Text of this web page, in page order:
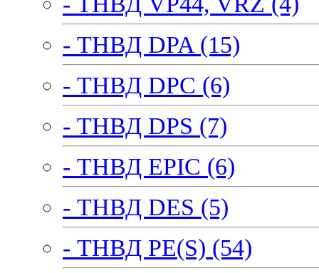
- ТНВД DPA (15)
- ТНВД DPC (6)
- ТНВД DPS (7)
- ТНВД EPIC (6)
- ТНВД DES (5)
- ТНВД PE(S) (54)